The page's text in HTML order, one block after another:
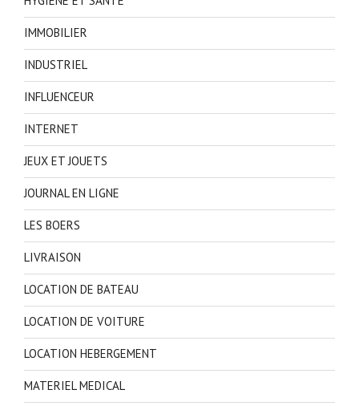
IMMOBILIER
INDUSTRIEL
INFLUENCEUR
INTERNET
JEUX ET JOUETS
JOURNAL EN LIGNE
LES BOERS
LIVRAISON
LOCATION DE BATEAU
LOCATION DE VOITURE
LOCATION HEBERGEMENT
MATERIEL MEDICAL